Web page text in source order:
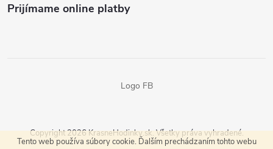
Tento web používa súbory cookie. Ďalším prechádzaním tohto webu
Prijímame online platby
Logo FB
Copyright 2026 KrasneHodinky.sk. Všetky práva vyhradené.